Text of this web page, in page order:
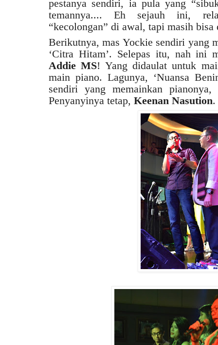
pestanya sendiri, ia pula yang
temannya.... Eh sejauh ini,
“kecolongan” di awal, tapi masih
Berikutnya, mas Yockie sendiri yang
‘Citra Hitam’. Selepas itu, nah ini
Addie MS! Yang didaulat untuk
main piano. Lagunya, ‘Nuansa
sendiri yang memainkan
Penyanyinya tetap, Keenan Nasution.